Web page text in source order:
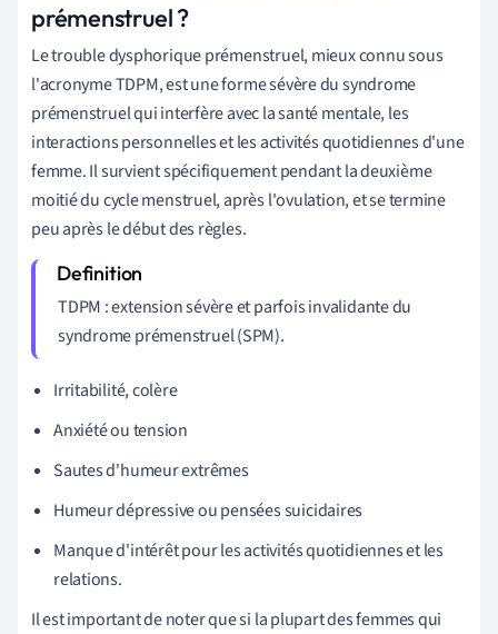
prémenstruel ?
Le trouble dysphorique prémenstruel, mieux connu sous
l'acronyme TDPM, est une forme sévère du syndrome
prémenstruel qui interfère avec la santé mentale, les
interactions personnelles et les activités quotidiennes d'une
femme. Il survient spécifiquement pendant la deuxième
moitié du cycle menstruel, après l'ovulation, et se termine
peu après le début des règles.
TDPM : extension sévère et parfois invalidante du
syndrome prémenstruel (SPM).
Irritabilité, colère
Anxiété ou tension
Sautes d'humeur extrêmes
Humeur dépressive ou pensées suicidaires
Manque d'intérêt pour les activités quotidiennes et les
relations.
Il est important de noter que si la plupart des femmes qui